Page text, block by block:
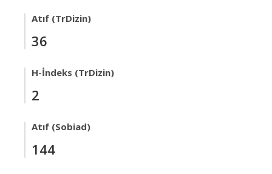
Atıf (TrDizin)
36
H-İndeks (TrDizin)
2
Atıf (Sobiad)
144